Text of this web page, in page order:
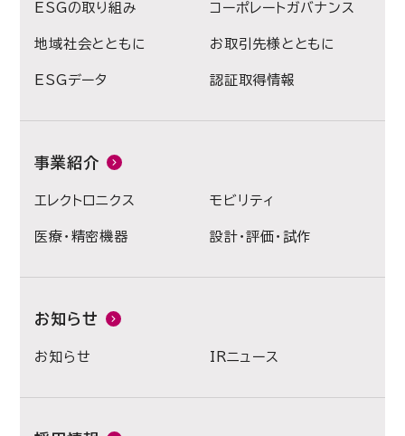
ESGの取り組み コーポレートガバナンス
地域社会とともに お取引先様とともに
ESGデータ 認証取得情報
事業紹介
エレクトロニクス モビリティ
医療・精密機器 設計・評価・試作
お知らせ
お知らせ IRニュース